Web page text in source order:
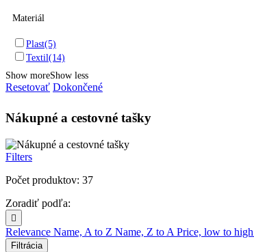
Materiál
Plast(5)
Textil(14)
Show moreShow less
Resetovať Dokončené
Nákupné a cestovné tašky
Filters
Počet produktov: 37
Zoradiť podľa:

Relevance Name, A to Z Name, Z to A Price, low to high
Filtrácia